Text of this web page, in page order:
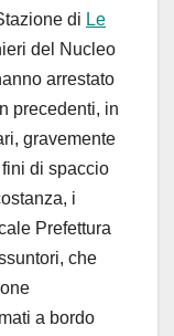
di Le
del Nucleo
arrestato
precedenti, in
gravemente
di spaccio
i
Prefettura
che
a bordo